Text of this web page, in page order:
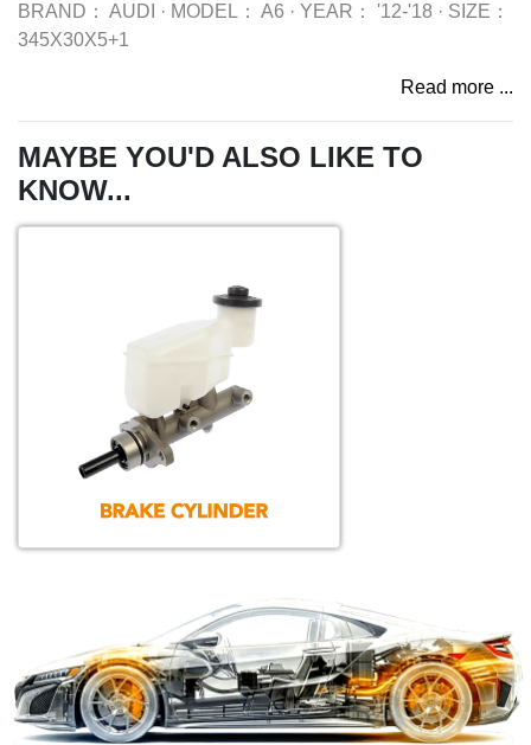
BRAND： AUDI · MODEL： A6 · YEAR： '12-'18 · SIZE：
345X30X5+1
Read more ...
MAYBE YOU'D ALSO LIKE TO
KNOW...